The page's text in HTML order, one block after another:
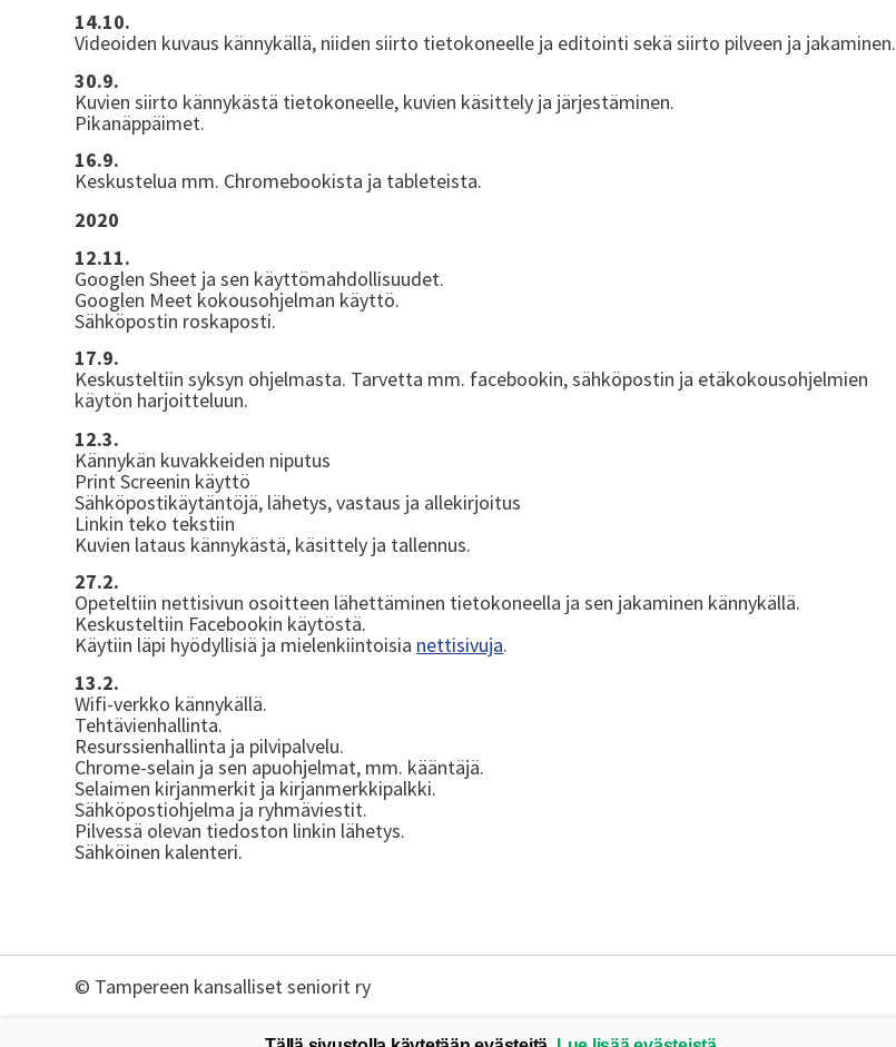
14.10.
Videoiden kuvaus kännykällä, niiden siirto tietokoneelle ja editointi sekä siirto pilveen ja jakaminen.
30.9.
Kuvien siirto kännykästä tietokoneelle, kuvien käsittely ja järjestäminen.
Pikanäppäimet.
16.9.
Keskustelua mm. Chromebookista ja tableteista.
2020
12.11.
Googlen Sheet ja sen käyttömahdollisuudet.
Googlen Meet kokousohjelman käyttö.
Sähköpostin roskaposti.
17.9.
Keskusteltiin syksyn ohjelmasta. Tarvetta mm. facebookin, sähköpostin ja etäkokousohjelmien
käytön harjoitteluun.
12.3.
Kännykän kuvakkeiden niputus
Print Screenin käyttö
Sähköpostikäytäntöjä, lähetys, vastaus ja allekirjoitus
Linkin teko tekstiin
Kuvien lataus kännykästä, käsittely ja tallennus.
27.2.
Opeteltiin nettisivun osoitteen lähettäminen tietokoneella ja sen jakaminen kännykällä.
Keskusteltiin Facebookin käytöstä.
Käytiin läpi hyödyllisiä ja mielenkiintoisia nettisivuja.
13.2.
Wifi-verkko kännykällä.
Tehtävienhallinta.
Resurssienhallinta ja pilvipalvelu.
Chrome-selain ja sen apuohjelmat, mm. kääntäjä.
Selaimen kirjanmerkit ja kirjanmerkkipalkki.
Sähköpostiohjelma ja ryhmäviestit.
Pilvessä olevan tiedoston linkin lähetys.
Sähköinen kalenteri.
© Tampereen kansalliset seniorit ry